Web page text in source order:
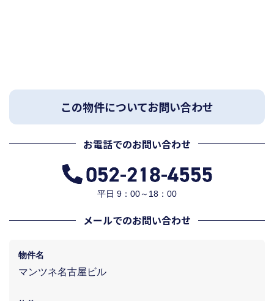
この物件についてお問い合わせ
お電話でのお問い合わせ
平日 9：00～18：00
メールでのお問い合わせ
物件名
マンツネ名古屋ビル